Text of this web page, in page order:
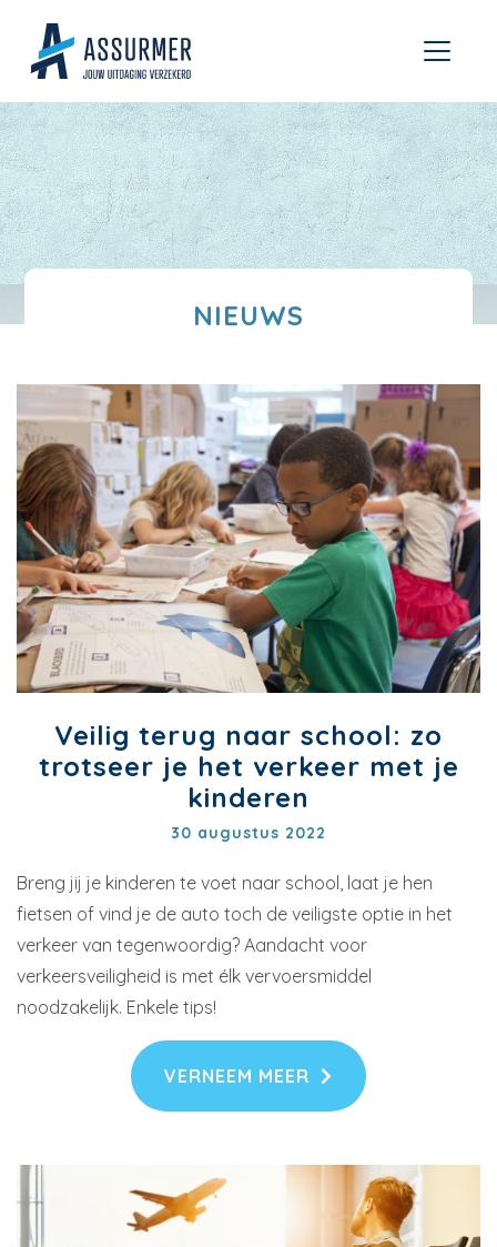
NIEUWS
Veilig terug naar school: zo
trotseer je het verkeer met je
kinderen
30 augustus 2022
Breng jij je kinderen te voet naar school, laat je hen
fietsen of vind je de auto toch de veiligste optie in het
verkeer van tegenwoordig? Aandacht voor
verkeersveiligheid is met élk vervoersmiddel
noodzakelijk. Enkele tips!
VERNEEM MEER